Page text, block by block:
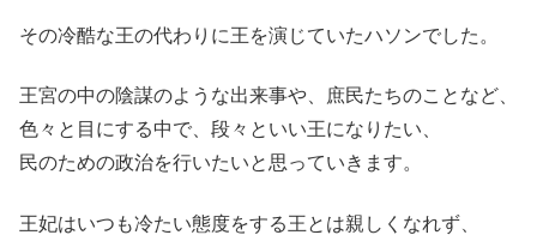
その冷酷な王の代わりに王を演じていたハソンでした。
王宮の中の陰謀のような出来事や、庶民たちのことなど、
色々と目にする中で、段々といい王になりたい、
民のための政治を行いたいと思っていきます。
王妃はいつも冷たい態度をする王とは親しくなれず、